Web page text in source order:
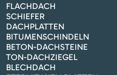
FLACHDACH
SCHIEFER
DACHPLATTEN
BITUMENSCHINDELN
BETON-DACHSTEINE
TON-DACHZIEGEL
BLECHDACH